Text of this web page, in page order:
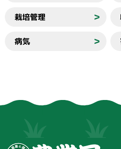
栽培管理 ＞
病気 ＞